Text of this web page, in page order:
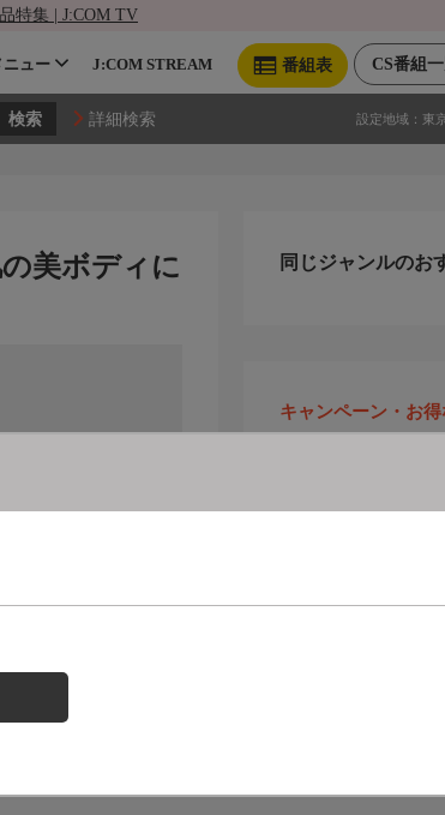
特集 | J:COM TV
CS番組
番組表
ニュー J:COM STREAM
詳細検索 設定地域： 東
美ボディに
同じジャンルのお
キャンペーン・お得